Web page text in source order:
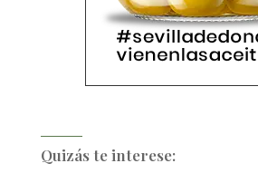
Quizás te interese: